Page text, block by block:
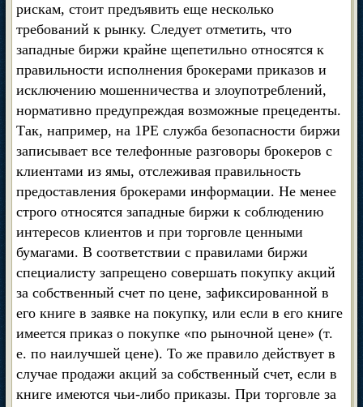
рискам, стоит предъявить еще несколько
требований к рынку. Следует отметить, что
западные биржи крайне щепетильно относятся к
правильности исполнения брокерами приказов и
исключению мошенничества и злоупотреблений,
нормативно предупреждая возможные прецеденты.
Так, например, на 1РЕ служба безопасности биржи
записывает все телефонные разговоры брокеров с
клиентами из ямы, отслеживая правильность
предоставления брокерами информации. Не менее
строго относятся западные биржи к соблюдению
интересов клиентов и при торговле ценными
бумагами. В соответствии с правилами биржи
специалисту запрещено совершать покупку акций
за собственный счет по цене, зафиксированной в
его книге в заявке на покупку, или если в его книге
имеется приказ о покупке «по рыночной цене» (т.
е. по наилучшей цене). То же правило действует в
случае продажи акций за собственный счет, если в
книге имеются чьи-либо приказы. При торговле за